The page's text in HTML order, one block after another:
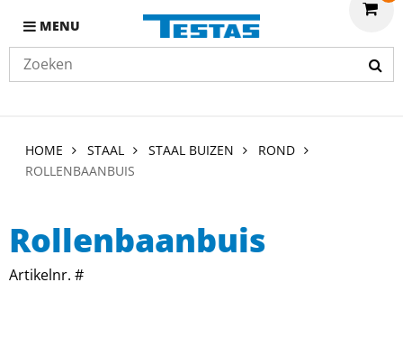
MENU
HOME STAAL STAAL BUIZEN
ROND
ROLLENBAANBUIS
Rollenbaanbuis
Artikelnr. #